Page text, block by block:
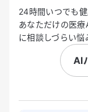
24時間いつでも
あなただけの医
に相談しづらい
AI